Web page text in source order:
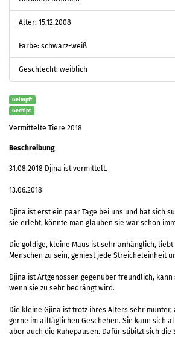
Alter: 15.12.2008
Farbe: schwarz-weiß
Geschlecht: weiblich
Geimpft
Gechipt
Vermittelte Tiere 2018
Beschreibung
31.08.2018 Djina ist vermittelt.
13.06.2018
Djina ist erst ein paar Tage bei uns und hat sich
sie erlebt, könnte man glauben sie war schon
Die goldige, kleine Maus ist sehr anhänglich,
Menschen zu sein, geniest jede Streicheleinheit
Djina ist Artgenossen gegenüber freundlich,
wenn sie zu sehr bedrängt wird.
Die kleine Gjina ist trotz ihres Alters sehr munter,
gerne im alltäglichen Geschehen. Sie kann sich
aber auch die Ruhepausen. Dafür stibitzt sich die